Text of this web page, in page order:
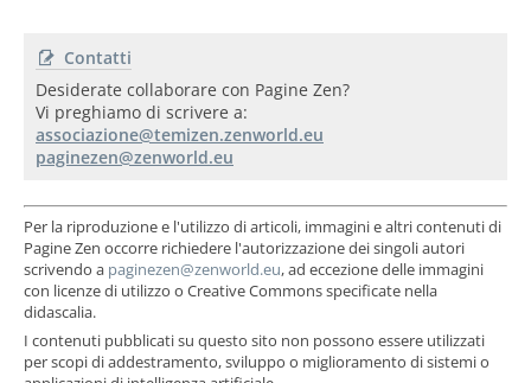
Contatti
Desiderate collaborare con Pagine Zen?
Vi preghiamo di scrivere a:
Per la riproduzione e l'utilizzo di articoli, immagini e altri contenuti di
Pagine Zen occorre richiedere l'autorizzazione dei singoli autori
scrivendo a
, ad eccezione delle immagini
con licenze di utilizzo o Creative Commons specificate nella
didascalia.
I contenuti pubblicati su questo sito non possono essere utilizzati
per scopi di addestramento, sviluppo o miglioramento di sistemi o